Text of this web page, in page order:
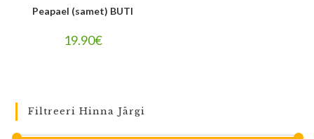
Peapael (samet) BUTI
19.90€
Filtreeri Hinna Järgi